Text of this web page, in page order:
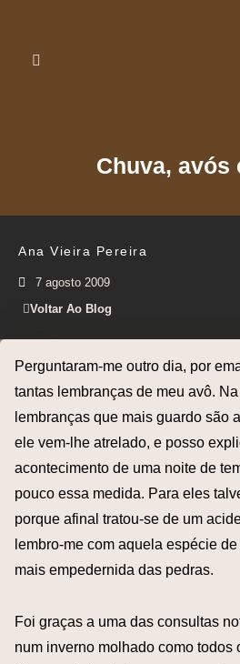
Chuva, avós
Ana Vieira Pereira
7 agosto 2009
Voltar Ao Blog
Perguntaram-me outro dia, por
tantas lembranças de meu avô.
lembranças que mais guardo são
ele vem-lhe atrelado, e posso
acontecimento de uma noite de
pouco essa medida. Para eles
porque afinal tratou-se de um
lembro-me com aquela espécie
mais empedernida das pedras.
Foi graças a uma das consultas
num inverno molhado como todos